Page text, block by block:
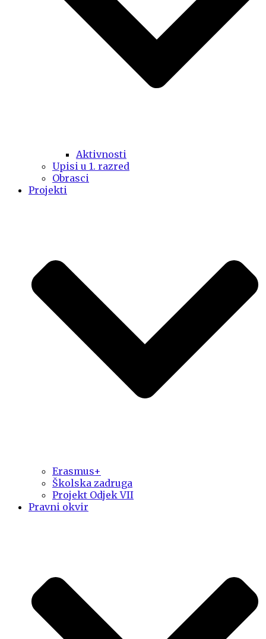
Aktivnosti
Upisi u 1. razred
Obrasci
Projekti
Erasmus+
Školska zadruga
Projekt Odjek VII
Pravni okvir